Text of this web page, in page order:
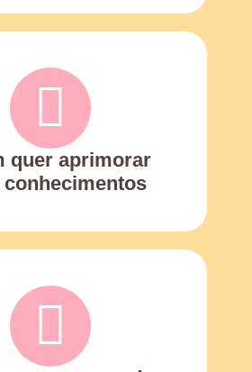
quer aprimorar
conhecimentos